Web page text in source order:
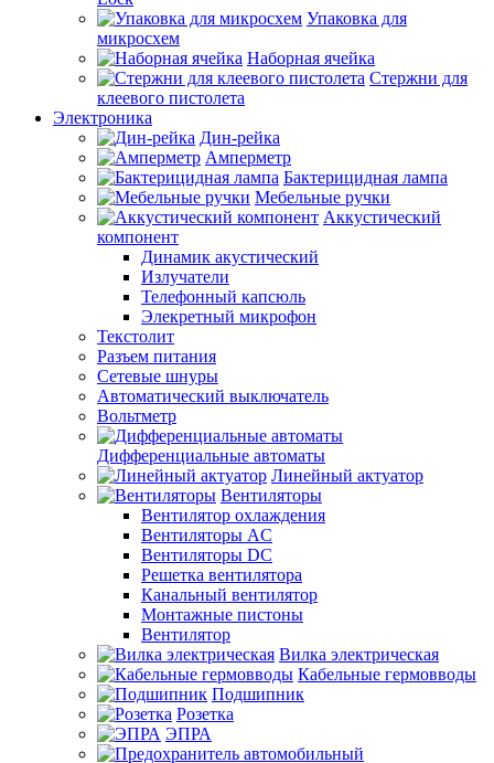
Упаковка для
микросхем
Наборная ячейка
Стержни для
клеевого пистолета
Электроника
Дин-рейка
Амперметр
Бактерицидная лампа
Мебельные ручки
Аккустический
компонент
Динамик акустический
Излучатели
Телефонный капсюль
Элекретный микрофон
Текстолит
Разъем питания
Сетевые шнуры
Автоматический выключатель
Вольтметр
Дифференциальные автоматы
Линейный актуатор
Вентиляторы
Вентилятор охлаждения
Вентиляторы AC
Вентиляторы DC
Решетка вентилятора
Канальный вентилятор
Монтажные пистоны
Вентилятор
Вилка электрическая
Кабельные гермовводы
Подшипник
Розетка
ЭПРА